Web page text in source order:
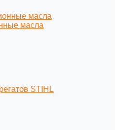
масла
STIHL